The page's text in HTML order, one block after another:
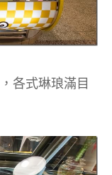
各式琳琅滿目